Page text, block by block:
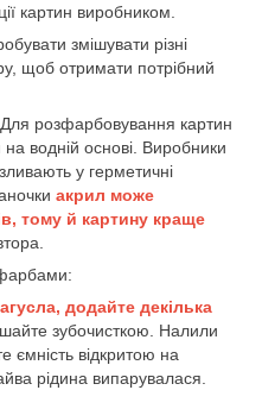
картин виробником.
змішувати різні
щоб отримати потрібний
Для розфарбовування картин
водній основі. Виробники
у герметичні
акрил може
тому й картину краще
додайте декілька
зубочисткою. Налили
ємність відкритою на
рідина випарувалася.